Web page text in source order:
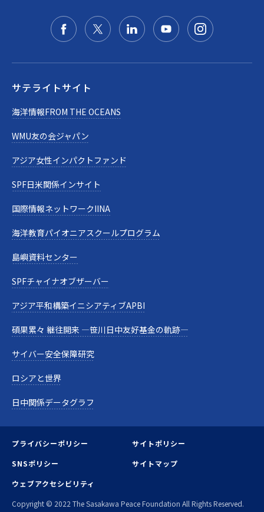
サテライトサイト
海洋情報FROM THE OCEANS
WMU友の会ジャパン
アジア女性インパクトファンド
SPF日米関係インサイト
国際情報ネットワークIINA
海洋教育パイオニアスクールプログラム
島嶼資料センター
SPFチャイナオブザーバー
アジア平和構築イニシアティブAPBI
碩果累々 継往開来 —笹川日中友好基金の軌跡—
サイバー安全保障研究
ロシアと世界
日中関係データグラフ
プライバシーポリシー
サイトポリシー
SNSポリシー
サイトマップ
ウェブアクセシビリティ
Copyright © 2022 The Sasakawa Peace Foundation All Rights Reserved.